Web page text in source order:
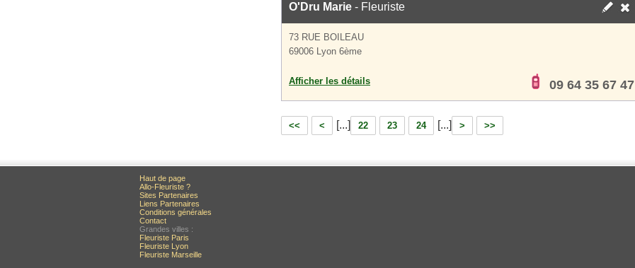
O'Dru Marie - Fleuriste
73 RUE BOILEAU
69006 Lyon 6ème
Afficher les détails 09 64 35 67 47
<< < [...] 22 23 24 [...] > >>
Haut de page
Allo-Fleuriste ?
Sites Partenaires
Liens Partenaires
Conditions générales
Contact
Grandes villes :
Fleuriste Paris
Fleuriste Lyon
Fleuriste Marseille